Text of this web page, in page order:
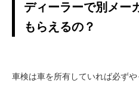
ディーラーで別メー
もらえるの？
車検は車を所有していれば必ずや